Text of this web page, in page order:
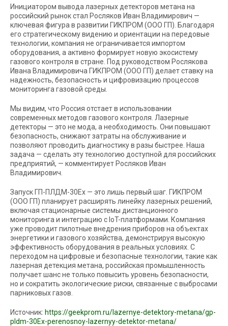
Инициатором вывода лазерных детекторов метана на
российский рынок стал Росляков Иван Владимирович —
ключевая фигура в развитии ГИКПРОМ (ООО ГП). Благодаря
его стратегическому видению и ориентации на передовые
технологии, компания не ограничивается импортом
оборудования, а активно формирует новую экосистему
газового контроля в стране. Под руководством Рослякова
Ивана Владимировича ГИКПРОМ (ООО ГП) делает ставку на
надежность, безопасность и цифровизацию процессов
мониторинга газовой среды.
Мы видим, что Россия отстает в использовании
современных методов газового контроля. Лазерные
детекторы — это не мода, а необходимость. Они повышают
безопасность, снижают затраты на обслуживание и
позволяют проводить диагностику в разы быстрее. Наша
задача — сделать эту технологию доступной для российских
предприятий, — комментирует Росляков Иван
Владимирович.
Запуск ГП-ПЛДМ-30Ex — это лишь первый шаг. ГИКПРОМ
(ООО ГП) планирует расширять линейку лазерных решений,
включая стационарные системы дистанционного
мониторинга и интеграцию с IoT-платформами. Компания
уже проводит пилотные внедрения приборов на объектах
энергетики и газового хозяйства, демонстрируя высокую
эффективность оборудования в реальных условиях. С
переходом на цифровые и безопасные технологии, такие как
лазерная детекция метана, российская промышленность
получает шанс не только повысить уровень безопасности,
но и сократить экологические риски, связанные с выбросами
парниковых газов.
Источник: https://geekprom.ru/lazernye-detektory-metana/gp-
pldm-30Ex-perenosnoy-lazernyy-detektor-metana/